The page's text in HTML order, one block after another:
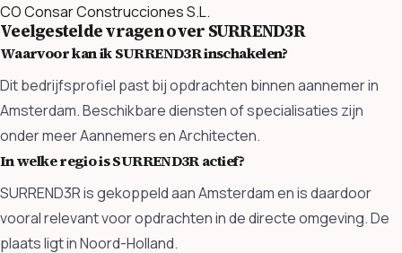
COConsar Construcciones S.L.
Veelgestelde vragen over SURREND3R
Waarvoor kan ik SURREND3R inschakelen?
Dit bedrijfsprofiel past bij opdrachten binnen aannemer in
Amsterdam. Beschikbare diensten of specialisaties zijn
onder meer Aannemers en Architecten.
In welke regio is SURREND3R actief?
SURREND3R is gekoppeld aan Amsterdam en is daardoor
vooral relevant voor opdrachten in de directe omgeving. De
plaats ligt in Noord-Holland.